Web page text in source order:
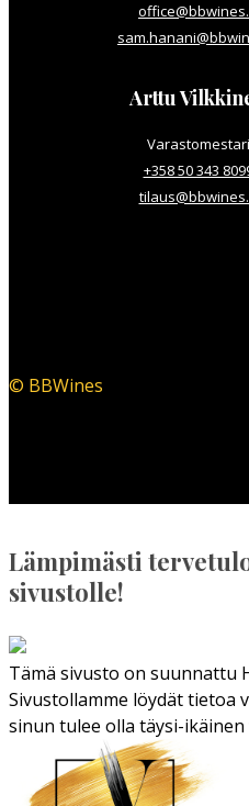
Arttu
Varastomestari
+358 50 343
© BBWines
Lämpimästi
sivustolle!
Tämä sivusto on suunnattu
Sivustollamme löydät tietoa
sinun tulee olla täysi-